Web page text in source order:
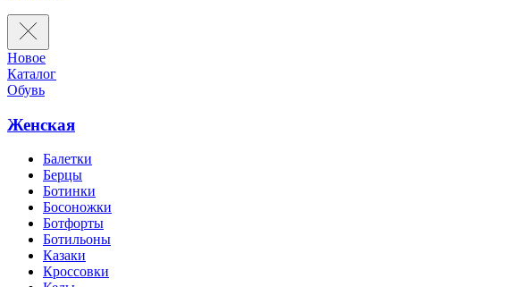
Новое
Каталог
Обувь
Женская
Балетки
Берцы
Ботинки
Босоножки
Ботфорты
Ботильоны
Казаки
Кроссовки